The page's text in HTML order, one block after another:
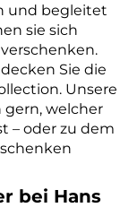
und begleitet
sie sich
Sie die
Unsere
gern, welcher
– oder zu dem
bei Hans